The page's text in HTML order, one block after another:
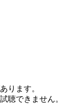
ります。
聴できません。